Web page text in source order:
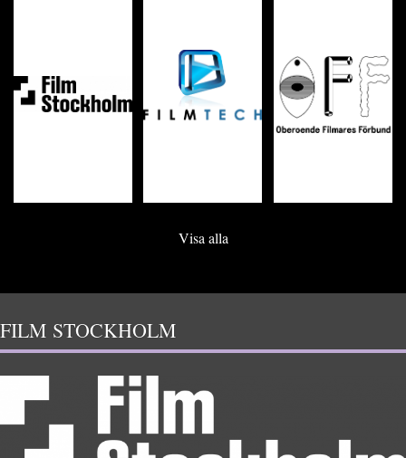
Visa alla
FILM STOCKHOLM